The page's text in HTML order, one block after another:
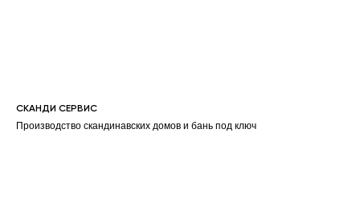
СКАНДИ СЕРВИС
Производство скандинавских домов и бань под ключ